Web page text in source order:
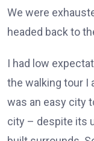
We were
headed back to
I had low
the walking tour I
was an easy city
city – despite its